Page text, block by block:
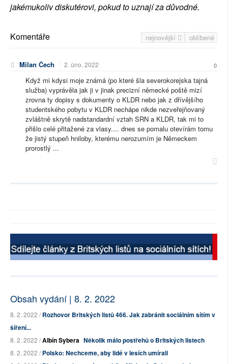
jakémukoliv diskutérovi, pokud to uznají za důvodné.
nejnovější oblíbené
Komentáře
Milan Čech 2. úno. 2022 0
Když mi kdysi moje známá (po které šla severokorejska tajná
služba) vyprávěla jak ji v jinak precizní německé poště mizí
zrovna ty dopisy s dokumenty o KLDR nebo jak z dřívějšího
studentského pobytu v KLDR nechápe nikde nezveřejňovaný
zvláštně skrytě nadstandardní vztah SRN a KLDR, tak mi to
přišlo celé přitažené za vlasy.... dnes se pomalu otevírám tomu
že jistý stupeň hniloby, kterému nerozumím je Německem
prorostlý ...
Obsah vydání | 8. 2. 2022
8. 2. 2022 /Rozhovor Britských listů 466. Jak zabránit sociálním sítím v
šíření...
8. 2. 2022 /Albín Sybera Několik málo postřehů o Britských listech
8. 2. 2022 /Polsko: Nechceme, aby lidé v lesích umírali